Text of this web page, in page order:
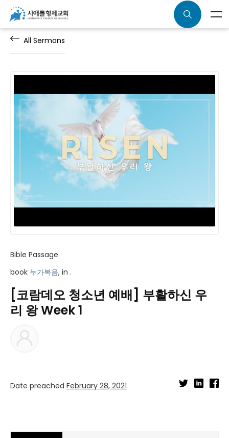
All Sermons
Bible Passage
book 누가복음, in .
[코람데오 청소년 예배] 부활하신 우
리 왕 Week 1
Date preached February 28, 2021